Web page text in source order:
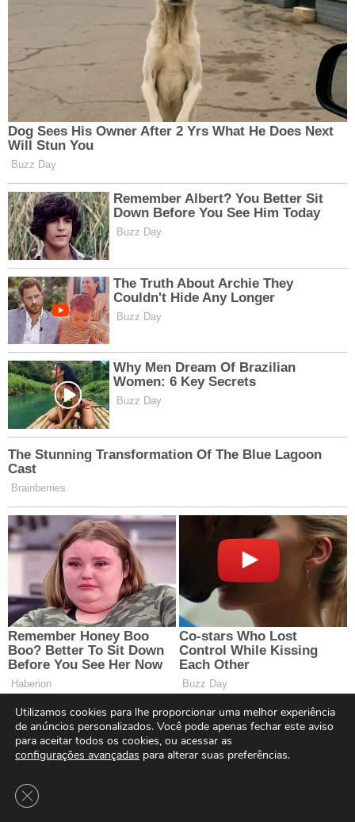
Utilizamos cookies para lhe proporcionar uma melhor experiência
de anúncios personalizados. Você pode apenas fechar este aviso
para aceitar todos os cookies, ou acessar as
configurações avançadas para alterar suas preferências.
Close GDPR Cookie Banner